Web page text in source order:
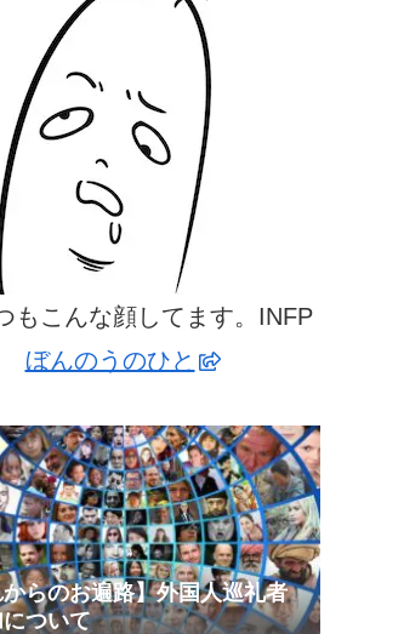
もこんな顔してます。INFP
ぼんのうのひと
らのお遍路】外国人巡礼者
ついて